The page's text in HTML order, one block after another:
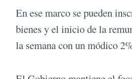
En ese marco se pueden
bienes y el inicio de la
la semana con un módico